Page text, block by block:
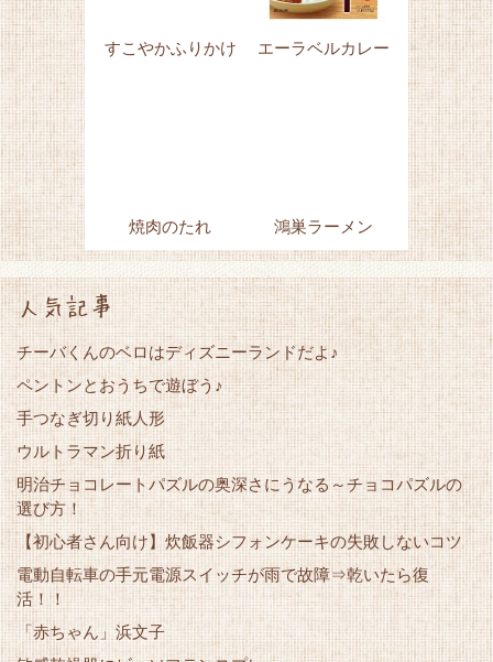
すこやかふりかけ エーラベルカレー
焼肉のたれ 鴻巣ラーメン
人気記事
チーバくんのベロはディズニーランドだよ♪
ペントンとおうちで遊ぼう♪
手つなぎ切り紙人形
ウルトラマン折り紙
明治チョコレートパズルの奥深さにうなる～チョコパズルの
選び方！
【初心者さん向け】炊飯器シフォンケーキの失敗しないコツ
電動自転車の手元電源スイッチが雨で故障⇒乾いたら復
活！！
「赤ちゃん」浜文子